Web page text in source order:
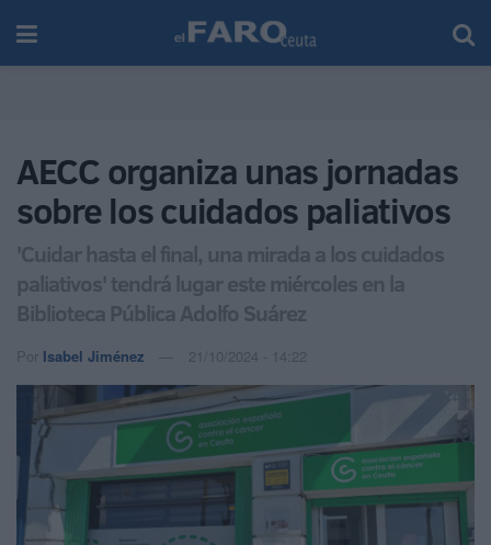
AECC organiza unas jornadas
sobre los cuidados paliativos
'Cuidar hasta el final, una mirada a los cuidados
paliativos' tendrá lugar este miércoles en la
Biblioteca Pública Adolfo Suárez
Por Isabel Jiménez 21/10/2024 - 14:22